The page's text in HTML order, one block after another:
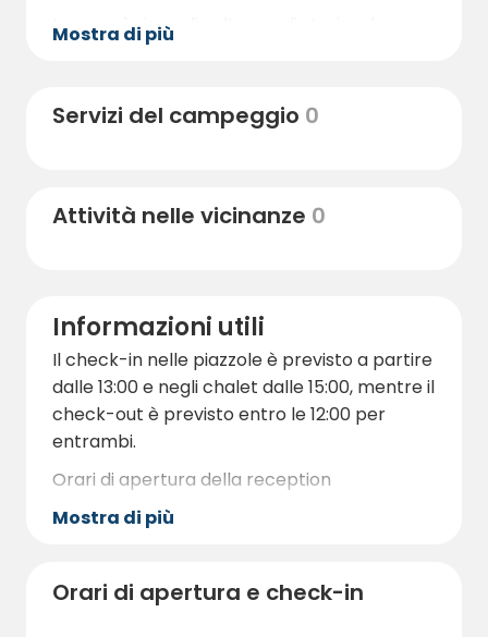
La zona è ricca di cultura e di storia e la
piazza ospita pizzerie, un panificio e una
La zona del maniero, a soli cinque minuti a
antiquariato e un museo delle carrozze.
effettuare visite guidate al maniero e alla
I più avventurosi possono prenotare una via
ferrata guidata nella vecchia miniera del XVI
secolo. Si tratta di scendere con una fune a
ambiente assolutamente unico.
Mostra di più
Servizi del campeggio 0
Attività nelle vicinanze 0
Informazioni utili
Il check-in nelle piazzole è previsto a partire
dalle 13:00 e negli chalet dalle 15:00, mentre il
check-out è previsto entro le 12:00 per
entrambi.
Orari di apertura della reception
1 giugno-31 agosto:
venerdì-sabato 12-21
Mostra di più
Orari di apertura e check-in